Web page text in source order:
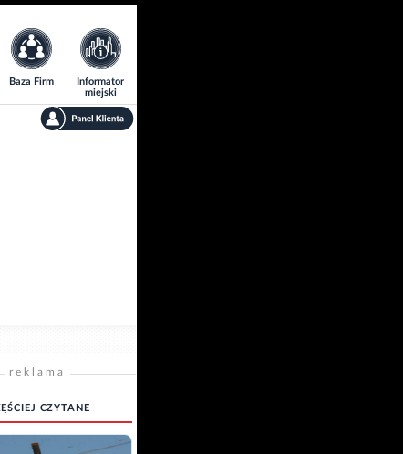
Baza Firm
Informator
miejski
reklama
CZYTANE